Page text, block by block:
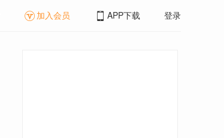
加入会员 APP下载 登录